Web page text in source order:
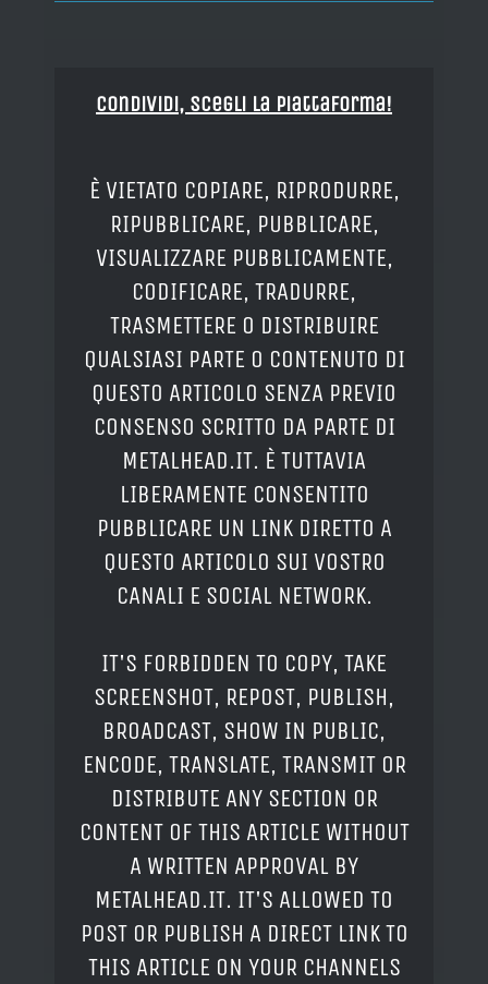
Condividi, Scegli la piattaforma!
È VIETATO COPIARE, RIPRODURRE,
RIPUBBLICARE, PUBBLICARE,
VISUALIZZARE PUBBLICAMENTE,
CODIFICARE, TRADURRE,
TRASMETTERE O DISTRIBUIRE
QUALSIASI PARTE O CONTENUTO DI
QUESTO ARTICOLO SENZA PREVIO
CONSENSO SCRITTO DA PARTE DI
METALHEAD.IT. È TUTTAVIA
LIBERAMENTE CONSENTITO
PUBBLICARE UN LINK DIRETTO A
QUESTO ARTICOLO SUI VOSTRO
CANALI E SOCIAL NETWORK.
IT'S FORBIDDEN TO COPY, TAKE
SCREENSHOT, REPOST, PUBLISH,
BROADCAST, SHOW IN PUBLIC,
ENCODE, TRANSLATE, TRANSMIT OR
DISTRIBUTE ANY SECTION OR
CONTENT OF THIS ARTICLE WITHOUT
A WRITTEN APPROVAL BY
METALHEAD.IT. IT'S ALLOWED TO
POST OR PUBLISH A DIRECT LINK TO
THIS ARTICLE ON YOUR CHANNELS